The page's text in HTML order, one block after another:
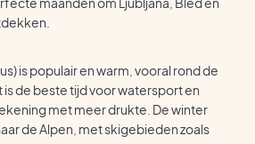
is populair en warm, vooral rond de
is de beste tijd voor watersport en
met meer drukte. De winter
de Alpen, met skigebieden zoals